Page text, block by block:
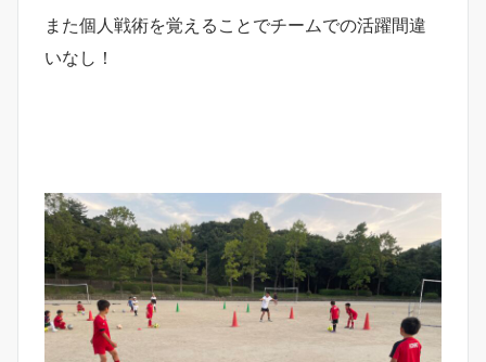
また個人戦術を覚えることでチームでの活躍間違
いなし！